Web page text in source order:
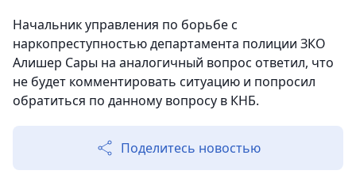
Начальник управления по борьбе с
наркопреступностью департамента полиции ЗКО
Алишер Сары на аналогичный вопрос ответил, что
не будет комментировать ситуацию и попросил
обратиться по данному вопросу в КНБ.
Поделитесь новостью